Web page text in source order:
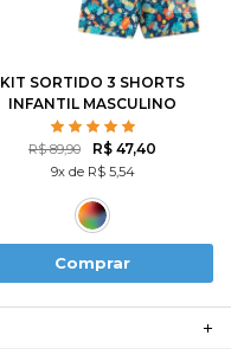
10 12
KIT SORTIDO 3 SHORTS
INFANTIL MASCULINO
AVULSO
R$ 89,90 R$ 47,40
9x de R$ 5,54
Comprar